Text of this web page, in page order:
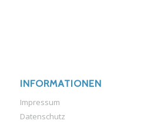
INFORMATIONEN
Impressum
Datenschutz